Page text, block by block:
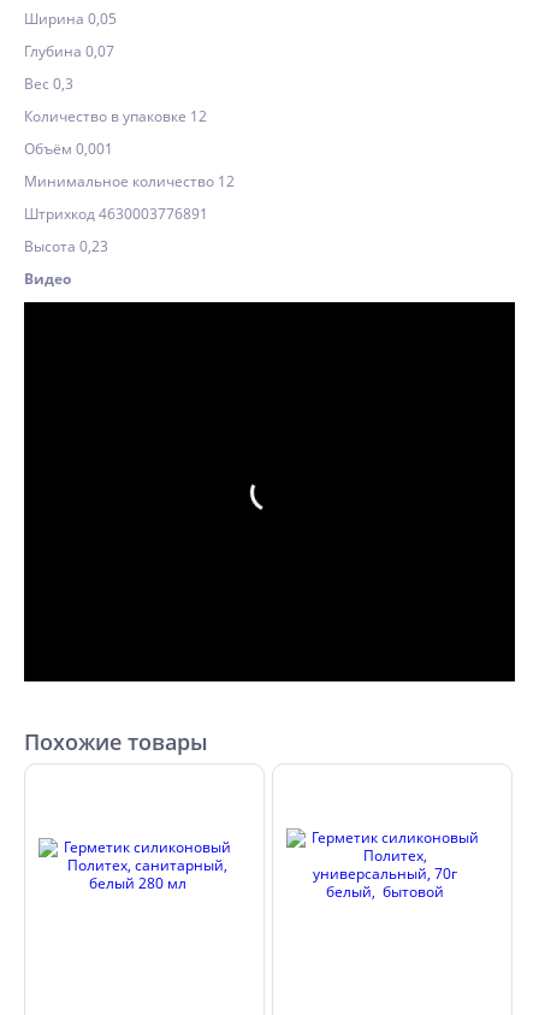
Ширина 0,05
Глубина 0,07
Вес 0,3
Количество в упаковке 12
Объём 0,001
Минимальное количество 12
Штрихкод 4630003776891
Высота 0,23
Видео
Похожие товары